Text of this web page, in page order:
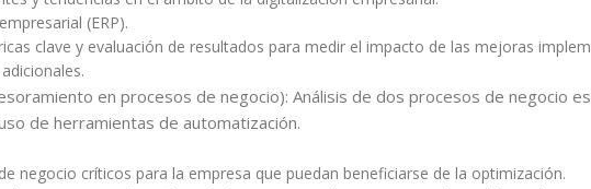
(ERP).
clave y evaluación de resultados para medir el impacto de las mejoras
en procesos de negocio): Análisis de dos procesos de negocio
de herramientas de automatización.
negocio críticos para la empresa que puedan beneficiarse de la optimización.